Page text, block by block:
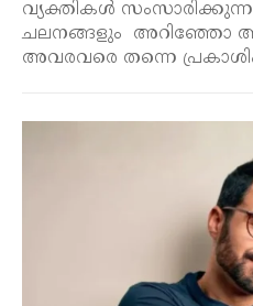
വ്യക്തികൾ
ചലനങ്ങളും അറിഞ്ഞോ
അവരവരെ തന്നെ